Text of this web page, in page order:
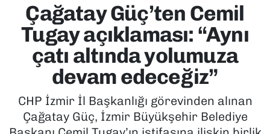
Çağatay Güç’ten Cemil
Tugay açıklaması: “Aynı
çatı altında yolumuza
devam edeceğiz”
CHP İzmir İl Başkanlığı görevinden alınan
Çağatay Güç, İzmir Büyükşehir Belediye
EKONOMİ
KÜLTÜR SANAT
MAGAZİN
POLİTİKA
Tüm Manşetler
Son Dakika Haberleri
Haber Arşivi